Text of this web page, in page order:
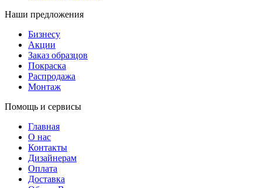
Наши предложения
Бизнесу
Акции
Заказ образцов
Покраска
Распродажа
Монтаж
Помощь и сервисы
Главная
О нас
Контакты
Дизайнерам
Оплата
Доставка